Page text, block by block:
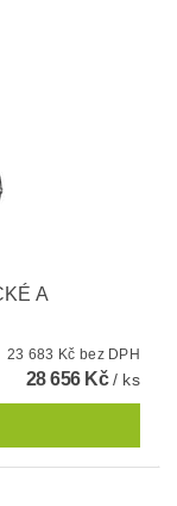
A
23 683 Kč bez DPH
28 656 Kč/ ks